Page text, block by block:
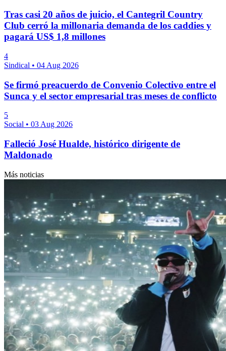
Tras casi 20 años de juicio, el Cantegril Country
Club cerró la millonaria demanda de los caddies y
pagará US$ 1,8 millones
4
Sindical • 04 Aug 2026
Se firmó preacuerdo de Convenio Colectivo entre el
Sunca y el sector empresarial tras meses de conflicto
5
Social • 03 Aug 2026
Falleció José Hualde, histórico dirigente de
Maldonado
Más noticias